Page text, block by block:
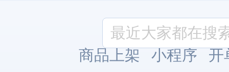
商品上架 小程序
开